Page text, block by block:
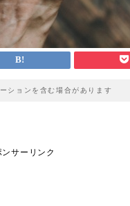
ションを含む場合があります
ンサーリンク